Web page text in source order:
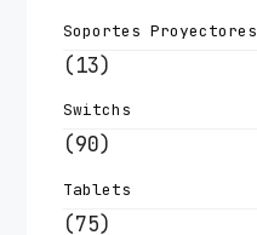
Soportes Proyectores
(13)
Switchs
(90)
Tablets
(75)